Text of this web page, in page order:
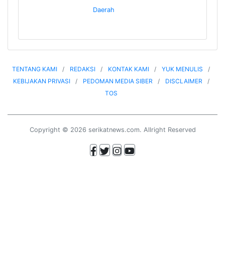
Daerah
TENTANG KAMI REDAKSI KONTAK KAMI
YUK MENULIS
KEBIJAKAN PRIVASI
PEDOMAN MEDIA SIBER
DISCLAIMER
TOS
Copyright © 2026 serikatnews.com. Allright Reserved